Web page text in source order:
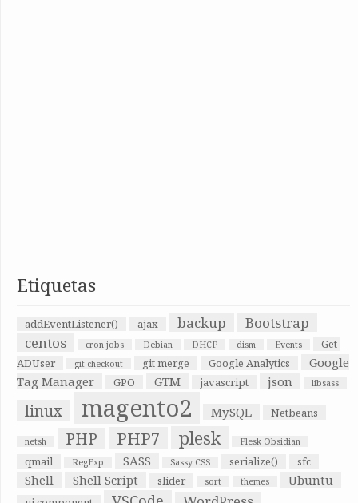
Etiquetas
addEventListener() ajax backup
Bootstrap
centos
cron jobs Debian DHCP dism Events
Get-
ADUser
git checkout git merge Google Analytics
Google
Tag Manager
GPO GTM javascript json libsass
linux magento2 MySQL Netbeans
netsh PHP PHP7 plesk Plesk Obsidian
qmail RegExp SASS Sassy CSS serialize() sfc
Shell Shell Script slider sort themes Ubuntu